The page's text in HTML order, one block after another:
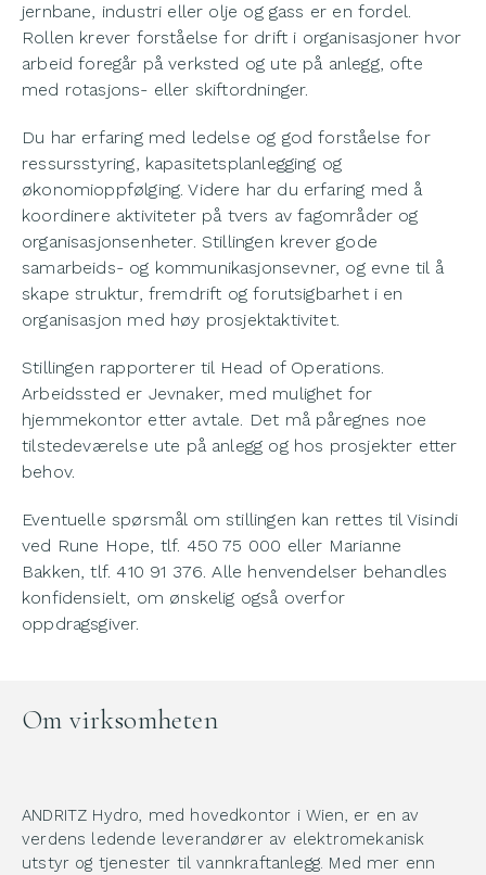
jernbane, industri eller olje og gass er en fordel.
Rollen krever forståelse for drift i organisasjoner hvor
arbeid foregår på verksted og ute på anlegg, ofte
med rotasjons- eller skiftordninger.
Du har erfaring med ledelse og god forståelse for
ressursstyring, kapasitetsplanlegging og
økonomioppfølging. Videre har du erfaring med å
koordinere aktiviteter på tvers av fagområder og
organisasjonsenheter. Stillingen krever gode
samarbeids- og kommunikasjonsevner, og evne til å
skape struktur, fremdrift og forutsigbarhet i en
organisasjon med høy prosjektaktivitet.
Stillingen rapporterer til Head of Operations.
Arbeidssted er Jevnaker, med mulighet for
hjemmekontor etter avtale. Det må påregnes noe
tilstedeværelse ute på anlegg og hos prosjekter etter
behov.
Eventuelle spørsmål om stillingen kan rettes til Visindi
ved Rune Hope, tlf. 450 75 000 eller Marianne
Bakken, tlf. 410 91 376. Alle henvendelser behandles
konfidensielt, om ønskelig også overfor
oppdragsgiver.
Om virksomheten
ANDRITZ Hydro, med hovedkontor i Wien, er en av
verdens ledende leverandører av elektromekanisk
utstyr og tjenester til vannkraftanlegg. Med mer enn